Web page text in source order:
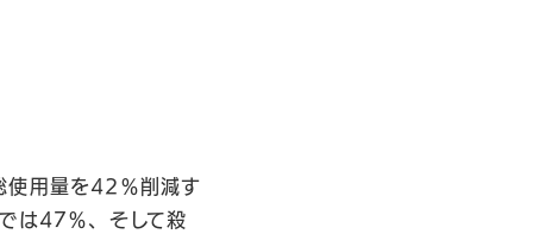
使用量を42％削減す
は47％、そして殺